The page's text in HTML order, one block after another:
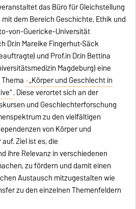
das Büro für Gleichstellung
dem Bereich Geschichte, Ethik und
von-Guericke-Universität
Dr.in Mareike Fingerhut-Säck
und Prof.in Dr.in Bettina
Magdeburg) eine
„Körper und Geschlecht in
. Diese verortet sich an der
und Geschlechterforschung
zu den vielfältigen
von Körper und
Ziel ist es, die
ihre Relevanz in verschiedenen
zu fördern und damit einen
Austausch mitzugestalten wie
zu den einzelnen Themenfeldern